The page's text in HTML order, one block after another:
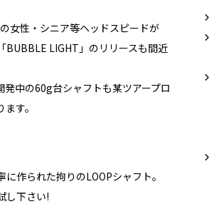
女性・シニア等ヘッドスピードが
LIGHT」のリリースも間近
中の60g台シャフトも某ツアープロ
す。
作られた拘りのLOOPシャフト。
し下さい!